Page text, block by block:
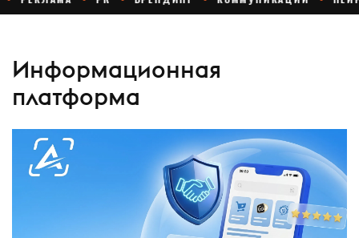
Информационная
платформа